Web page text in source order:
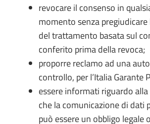
revocare il consenso in
momento senza
del trattamento basata sul
conferito prima della revoca;
proporre reclamo ad una
controllo, per l’Italia Garante
essere informati riguardo
che la comunicazione di dati
può essere un obbligo legale o